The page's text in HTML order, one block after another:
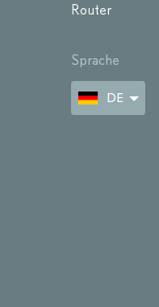
Router
Sprache
DE